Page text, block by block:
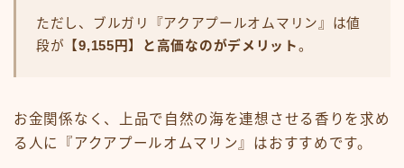
ただし、ブルガリ『アクアプールオムマリン』は値
段が 【9,155円】と高価なのがデメリット。
お金関係なく、上品で自然の海を連想させる香りを求め
る人に『アクアプールオムマリン』はおすすめです。